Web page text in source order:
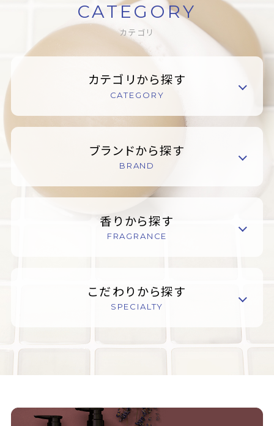
CATEGORY
カテゴリ
カテゴリから探す
CATEGORY
ブランドから探す
BRAND
香りから探す
FRAGRANCE
こだわりから探す
SPECIALTY